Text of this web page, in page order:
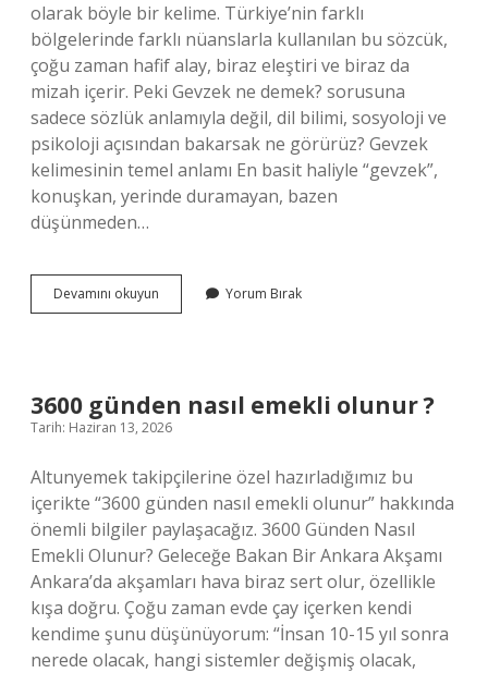
olarak böyle bir kelime. Türkiye’nin farklı
bölgelerinde farklı nüanslarla kullanılan bu sözcük,
çoğu zaman hafif alay, biraz eleştiri ve biraz da
mizah içerir. Peki Gevzek ne demek? sorusuna
sadece sözlük anlamıyla değil, dil bilimi, sosyoloji ve
psikoloji açısından bakarsak ne görürüz? Gevzek
kelimesinin temel anlamı En basit haliyle “gevzek”,
konuşkan, yerinde duramayan, bazen
düşünmeden…
Devamını okuyun
ne
Yorum Bırak
3600 günden nasıl emekli olunur ?
Tarih: Haziran 13, 2026
Altunyemek takipçilerine özel hazırladığımız bu
içerikte “3600 günden nasıl emekli olunur” hakkında
önemli bilgiler paylaşacağız. 3600 Günden Nasıl
Emekli Olunur? Geleceğe Bakan Bir Ankara Akşamı
Ankara’da akşamları hava biraz sert olur, özellikle
kışa doğru. Çoğu zaman evde çay içerken kendi
kendime şunu düşünüyorum: “İnsan 10-15 yıl sonra
nerede olacak, hangi sistemler değişmiş olacak,